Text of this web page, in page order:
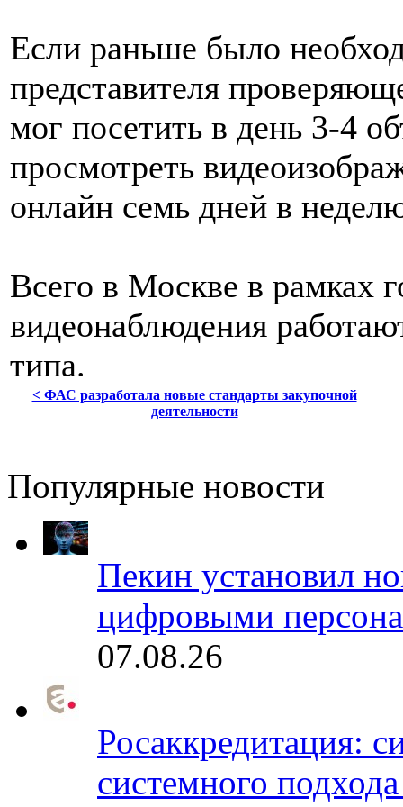
Если раньше было
представителя
мог посетить в день 3-4
просмотреть
онлайн семь дней в
Всего в Москве в рамках
видеонаблюдения
типа.
< ФАС разработала новые стандарты закупочной
деятельности
Популярные новости
Пекин установил
цифровыми
07.08.26
Росаккредитация:
системного